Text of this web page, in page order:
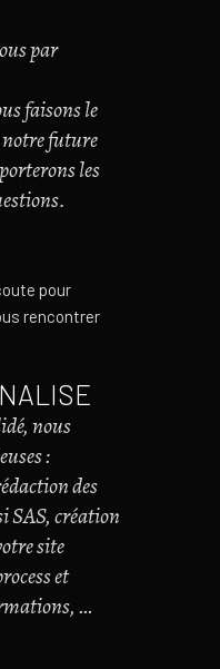
par
faisons le
future
les
pour
rencontrer
nous
:
des
SAS, création
site
et
…